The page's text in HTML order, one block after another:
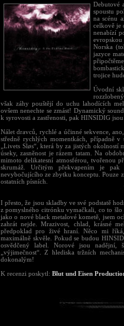
Debutové
spoustu
na scénu
celkově je
nenabízí
Norska
jazyce
trojice
Úvodní
však záhy pouštějí do uchu lahodících
ovšem nenechte se zmást! Dynamický
k syrovosti a zastřenosti, pak HINSIDIG jsou
Nálet dravců, rychlé a účinné sekvence,
středně rychlých momentkách, případně
„Livets Sløs“, která by za jistých
úseky, zasněnost je rázem tatam. Na
mimoto delikatesní atmosférou, tvořenou
skrumáž. Určitým překvapením je pak
nevybočujícího ze zbytku konceptu. Pouze
ostatních písních.
I přesto, že jsou skladby ve své podstatě
z pomyslného citrónku vymačkali, co to
jako o nové black metalové kometě, jsem
zahrát nejde. Mrazivost, chlad, krásné
předpoklad pro živé hraní. Něco mi
maximálně skvěle. Pokud se budou
osvědčený label. Norové jsou nadějní,
„výjimečnost“. Z hlediska tržních
dokonalým!
K recenzi poskytl: Blut und Eisen